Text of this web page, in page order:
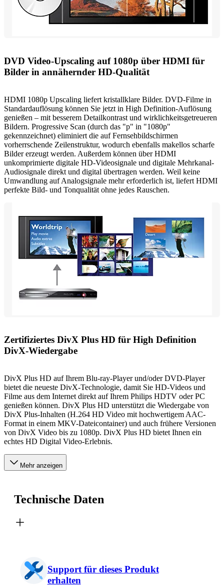
DVD Video-Upscaling auf 1080p über HDMI für
Bilder in annähernder HD-Qualität
HDMI 1080p Upscaling liefert kristallklare Bilder. DVD-Filme in
Standardauflösung können Sie jetzt in High Definition-Auflösung
genießen – mit besserem Detailkontrast und wirklichkeitsgetreueren
Bildern. Progressive Scan (durch das "p" in "1080p"
gekennzeichnet) eliminiert die auf Fernsehbildschirmen
vorherrschende Zeilenstruktur, wodurch ebenfalls makellos scharfe
Bilder erzeugt werden. Außerdem können über HDMI
unkomprimierte digitale HD-Videosignale und digitale Mehrkanal-
Audiosignale direkt und digital übertragen werden. Weil keine
Umwandlung auf Analogsignale mehr erforderlich ist, liefert HDMI
perfekte Bild- und Tonqualität ohne jedes Rauschen.
Zertifiziertes DivX Plus HD für High Definition
DivX-Wiedergabe
DivX Plus HD auf Ihrem Blu-ray-Player und/oder DVD-Player
bietet die neueste DivX-Technologie, damit Sie HD-Videos und
Filme aus dem Internet direkt auf Ihrem Philips HDTV oder PC
genießen können. DivX Plus HD unterstützt die Wiedergabe von
DivX Plus-Inhalten (H.264 HD Video mit hochwertigem AAC-
Format in einem MKV-Dateicontainer) und auch frühere Versionen
von DivX Video bis zu 1080p. DivX Plus HD bietet Ihnen ein
echtes HD Digital Video-Erlebnis.
Mehr anzeigen
Technische Daten
Support für dieses Produkt
erhalten